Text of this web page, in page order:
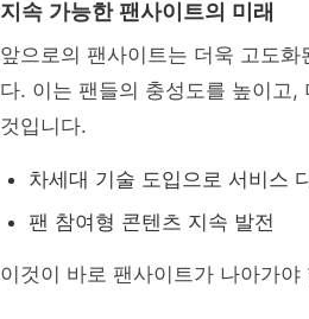
지속 가능한 팬사이트의 미래
앞으로의 팬사이트는 더욱 고도
다. 이는 팬들의 충성도를 높이고
것입니다.
차세대 기술 도입으로 서비스
팬 참여형 콘텐츠 지속 발전
이것이 바로 팬사이트가 나아가야